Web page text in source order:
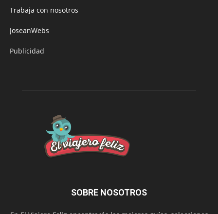
Trabaja con nosotros
JoseanWebs
Publicidad
SOBRE NOSOTROS